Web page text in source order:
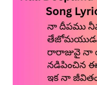
Telugu
Now